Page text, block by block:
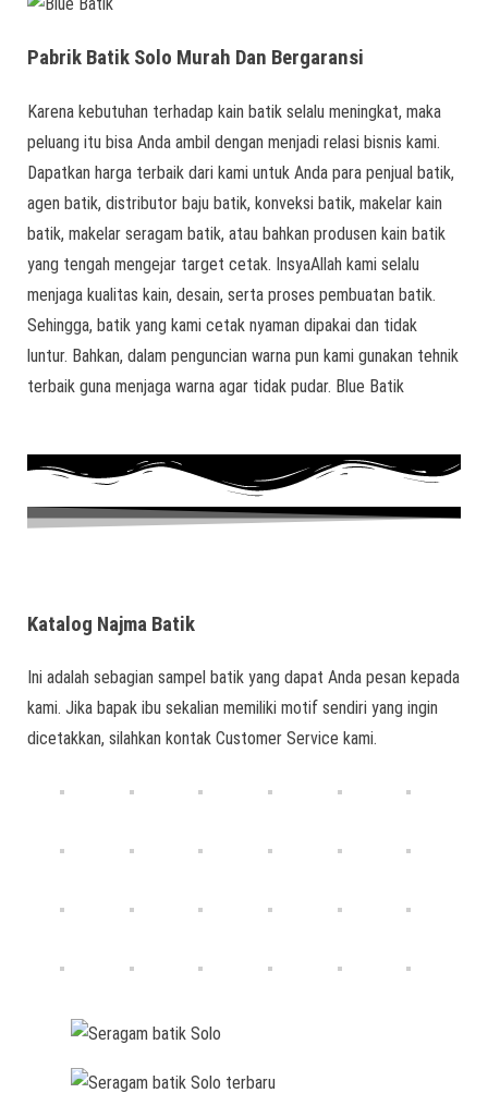
Pabrik Batik Solo Murah Dan Bergaransi
Karena kebutuhan terhadap kain batik selalu meningkat, maka
peluang itu bisa Anda ambil dengan menjadi relasi bisnis kami.
Dapatkan harga terbaik dari kami untuk Anda para penjual batik,
agen batik, distributor baju batik, konveksi batik, makelar kain
batik, makelar seragam batik, atau bahkan produsen kain batik
yang tengah mengejar target cetak. InsyaAllah kami selalu
menjaga kualitas kain, desain, serta proses pembuatan batik.
Sehingga, batik yang kami cetak nyaman dipakai dan tidak
luntur. Bahkan, dalam penguncian warna pun kami gunakan tehnik
terbaik guna menjaga warna agar tidak pudar. Blue Batik
Katalog Najma Batik
Ini adalah sebagian sampel batik yang dapat Anda pesan kepada
kami. Jika bapak ibu sekalian memiliki motif sendiri yang ingin
dicetakkan, silahkan kontak Customer Service kami.